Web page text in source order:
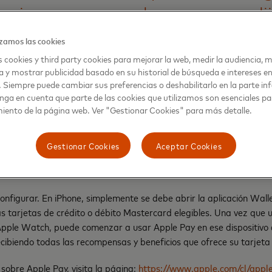
para que las personas
pagar",
Cluster Leader de Mastercard para Chile, Perú y
son la base de Apple Pay. Cuando los clientes usan una
reales de la tarjeta no se almacenan en el dispositivo ni en
y almacena de forma segura un número de cuenta de
certificado estándar de la industria diseñado para almacenar
En iPhone, simplemente se debe abrir la aplicación
tarjetas de crédito o débito Mastercard elegibles. Una vez que
Watch, puede comenzar a usar Apple Pay en ese dispositivo
todas las recompensas y beneficios que ofrece su
Apple Pay, visita la página: https://www.apple.com/cl/
las cookies
cookies y third party cookies para mejorar la web, medir la audiencia,
y mostrar publicidad basado en su historial de búsqueda e intereses
Siempre puede cambiar sus preferencias o deshabilitarlo en la parte
en cuenta que parte de las cookies que utilizamos son esenciales
de la página web. Ver "Gestionar Cookies" para más detalle.
Aceptar Cookies
Gestionar Cookies